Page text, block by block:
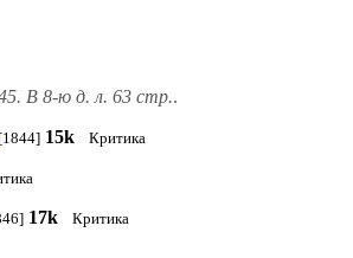
В 8-ю д. л. 63 стр..
[1844] 15k Критика
17k Критика